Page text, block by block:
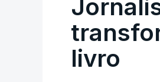
livro